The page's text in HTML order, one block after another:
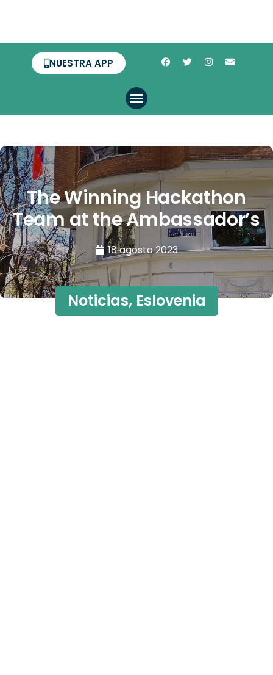
NUESTRA APP
The Winning Hackathon
Team at the Ambassador’s
18 agosto 2023
Noticias, Eslovenia